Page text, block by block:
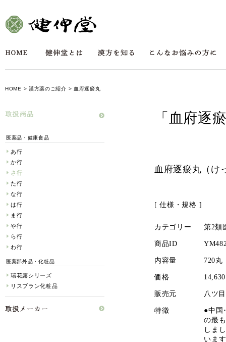
HOME > 漢方薬のご紹介 > 血府逐瘀丸
「血府逐
血府逐瘀丸（け
[ 仕様・規格 ]
カテゴリー 第2類
商品ID
内容量 720丸
価格
販売元 八ツ
特徴
●中国
の最
しま
いま
医薬品・健康食品
あ行
か行
さ行
た行
な行
は行
ま行
や行
ら行
わ行
医薬部外品・化粧品
瑞花露シリーズ
リスブラン化粧品